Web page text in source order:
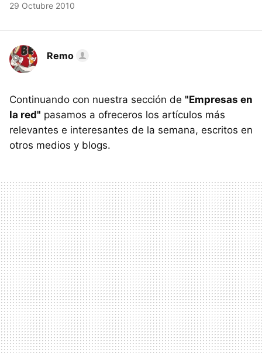
29 Octubre 2010
Remo
Continuando con nuestra sección de "Empresas en
la red" pasamos a ofreceros los artículos más
relevantes e interesantes de la semana, escritos en
otros medios y blogs.